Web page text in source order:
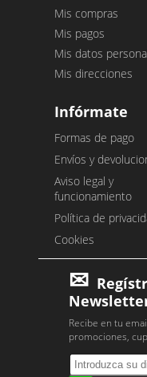
Mis compras
Mis pagos
Mis datos
Mis direcciones
Infórmate
Formas de pago
Envíos y
Aviso legal y
funcionamiento
Política de
Cookies
Recibe en tu
promociones,